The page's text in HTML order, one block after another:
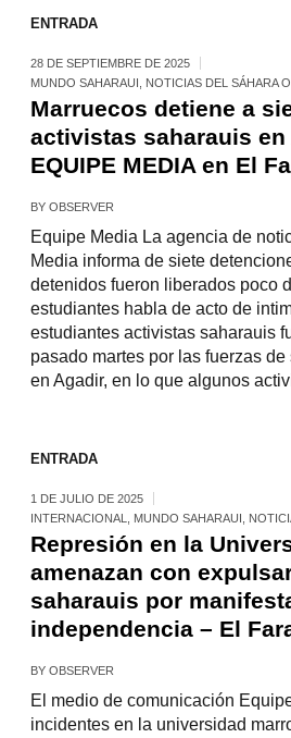
ENTRADA
28 DE SEPTIEMBRE DE 2025
MUNDO SAHARAUI
NOTICIAS DEL SÁHARA
Marruecos detiene a
activistas saharauis en
EQUIPE MEDIA en El
BY OBSERVER
Equipe Media La agencia de
Media informa de siete
detenidos fueron liberados poco
estudiantes habla de acto de
estudiantes activistas saharauis
pasado martes por las fuerzas
en Agadir, en lo que algunos
ENTRADA
1 DE JULIO DE 2025
INTERNACIONAL
MUNDO SAHARAUI
Represión en la
amenazan con
saharauis por
independencia – El
BY OBSERVER
El medio de comunicación
incidentes en la universidad